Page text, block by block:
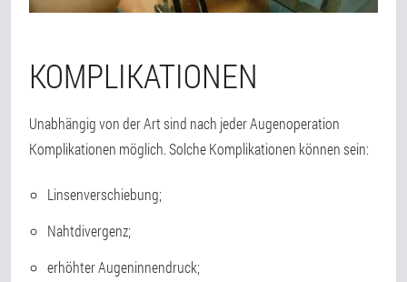
KOMPLIKATIONEN
Unabhängig von der Art sind nach jeder Augenoperation
Komplikationen möglich. Solche Komplikationen können sein:
Linsenverschiebung;
Nahtdivergenz;
erhöhter Augeninnendruck;